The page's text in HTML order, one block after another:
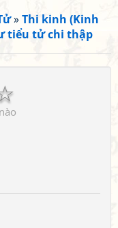
»Thi kinh (Kinh
tiểu tử chi thập